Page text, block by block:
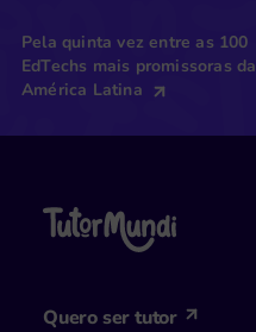
Pela quinta vez entre as 100
EdTechs mais promissoras da
América Latina
Quero ser tutor